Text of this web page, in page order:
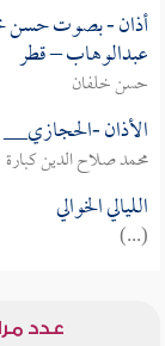
أذان - بصوت حسن
عبدالوهاب – قطر
حسن خلفان
الأذان -
محمد صلاح الدين كبارة
الليالي الخوالي
(...)
عدد